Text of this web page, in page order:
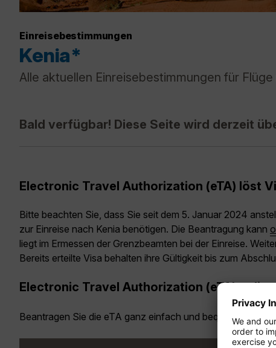
Einreisebestimmungen
Kenia*
Alle aktuellen Einreisebestimmungen für
Bald verfügbar! Diese Seite wird derzeit
Electronic Travel Authorization (eTA) löst
Bitte beachten Sie, dass Sie seit dem 5. Januar 2024
zur Einreise nach Kenia benötigen. Die Beantragung kann
liegt im Ermessen der Grenzbeamten bei der Einreise.
Bereits erteilte Visa behalten ihre Gültigkeit bis zum
Electronic Travel Authorization (eTA)
Beantragen Sie die eTA ganz einfach und bequem gleich